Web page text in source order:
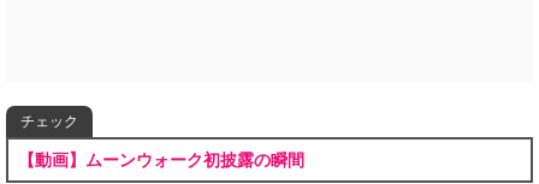
チェック
【動画】ムーンウォーク初披露の瞬間